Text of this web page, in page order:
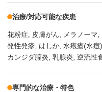
治療/対応可能な疾患
花粉症 皮膚がん メラノーマ
発性発疹 はしか 水疱瘡(水痘)
カンジダ腟炎 乳腺炎 逆流性
専門的な治療・特色